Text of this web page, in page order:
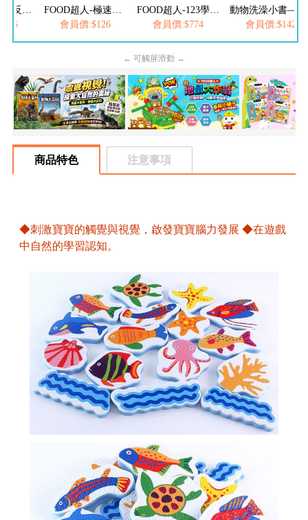
會員價:$126
會員價:$774
會員價:$142
← 可觸屏滑動 →
商品特色 注意事項
◆刺激寶寶的觸覺與視覺，啟發寶寶腦力發展 ◆在遊戲
中自然的學習認知。